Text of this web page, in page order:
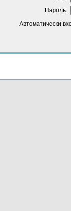
Пароль:
Автоматически